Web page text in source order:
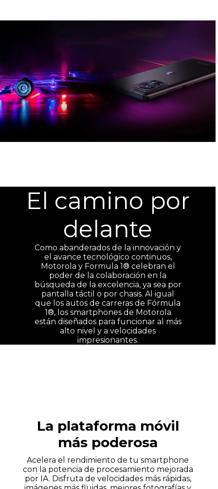
El camino por
delante
Como abanderados de la innovación y
el avance tecnológico continuos,
Motorola y Formula 1® celebran el
poder de la colaboración en la
búsqueda de la excelencia, ya sea por
pantalla táctil o por chasis. Al igual
que los autos de carreras de Fórmula
1®, los smartphones de Motorola
están diseñados para funcionar al más
alto nivel y a velocidades
impresionantes.
La plataforma móvil
más poderosa
Acelera el rendimiento de tu smartphone
con la potencia de procesamiento mejorada
por IA. Disfruta de velocidades más rápidas,